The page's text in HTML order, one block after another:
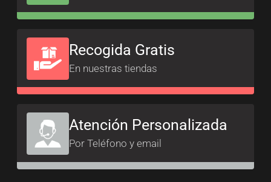
Recogida Gratis
En nuestras tiendas
Atención Personalizada
Por Teléfono y email